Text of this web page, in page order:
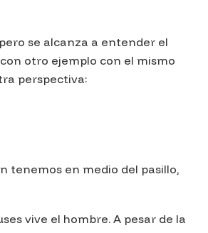
se alcanza a entender el
otro ejemplo con el mismo
perspectiva:
tenemos en medio del pasillo,
vive el hombre. A pesar de la